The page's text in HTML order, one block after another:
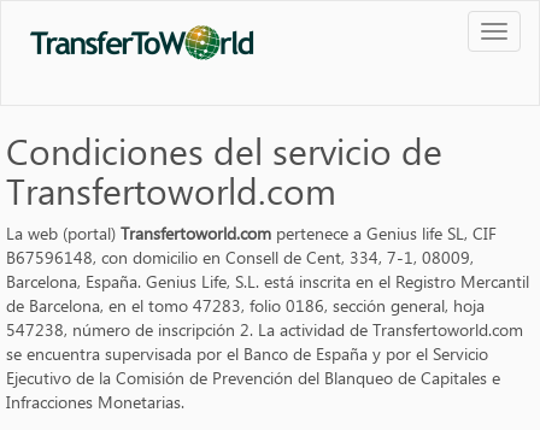
Condiciones del servicio de
Transfertoworld.com
La web (portal) Transfertoworld.com pertenece a Genius life SL, CIF
B67596148, con domicilio en Consell de Cent, 334, 7-1, 08009,
Barcelona, España. Genius Life, S.L. está inscrita en el Registro Mercantil
de Barcelona, en el tomo 47283, folio 0186, sección general, hoja
547238, número de inscripción 2. La actividad de Transfertoworld.com
se encuentra supervisada por el Banco de España y por el Servicio
Ejecutivo de la Comisión de Prevención del Blanqueo de Capitales e
Infracciones Monetarias.